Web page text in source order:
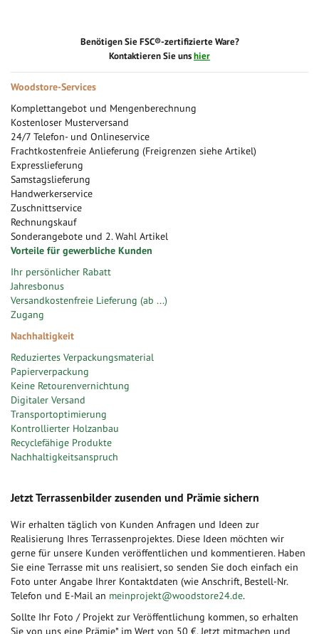
Benötigen Sie FSC®-zertifizierte Ware?
Kontaktieren Sie unshier
Woodstore-Services
Komplettangebot und Mengenberechnung
Kostenloser Musterversand
24/7 Telefon- und Onlineservice
Frachtkostenfreie Anlieferung (Freigrenzen siehe Artikel)
Expresslieferung
Samstagslieferung
Handwerkerservice
Zuschnittservice
Rechnungskauf
Sonderangebote und 2. Wahl Artikel
Vorteile für gewerbliche Kunden
Ihr persönlicher Rabatt
Jahresbonus
Versandkostenfreie Lieferung (ab ...)
Zugang
Nachhaltigkeit
Reduziertes Verpackungsmaterial
Papierverpackung
Keine Retourenvernichtung
Digitaler Versand
Transportoptimierung
Kontrollierter Holzanbau
Recyclefähige Produkte
Nachhaltigkeitsanspruch
Jetzt Terrassenbilder zusenden und Prämie sichern
Wir erhalten täglich von Kunden Anfragen und Ideen zur
Realisierung Ihres Terrassenprojektes. Diese Ideen möchten wir
gerne für unsere Kunden veröffentlichen und kommentieren. Haben
Sie eine Terrasse mit uns realisiert, so senden Sie doch einfach ein
Foto unter Angabe Ihrer Kontaktdaten (wie Anschrift, Bestell-Nr.
Telefon und E-Mail an meinprojekt@woodstore24.de.
Sollte Ihr Foto / Projekt zur Veröffentlichung kommen, so erhalten
Sie von uns eine Prämie* im Wert von 50 €. Jetzt mitmachen und